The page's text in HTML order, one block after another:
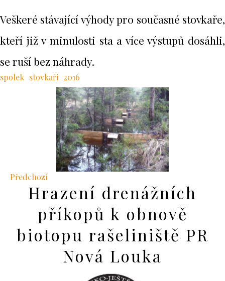
Veškeré stávající výhody pro současné stovkaře,
kteří již v minulosti sta a více výstupů dosáhli,
se ruší bez náhrady.
spolek stovkaři 2016
Předchozí
Hrazení drenážních
příkopů k obnově
biotopu rašeliniště PR
Nová Louka